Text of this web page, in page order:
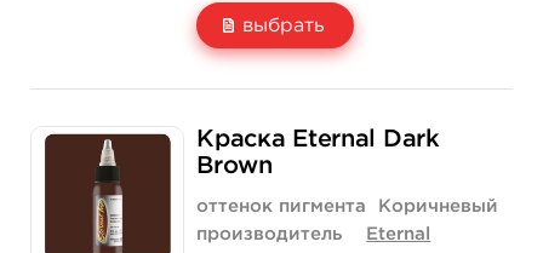
выбрать
Количество
850 руб.
купить купить
Краска Eternal Dark
Brown
оттенок пигмента
Коричневый
производитель
Eternal